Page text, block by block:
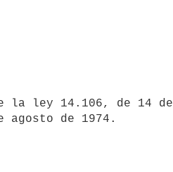
la ley 14.106, de 14 de